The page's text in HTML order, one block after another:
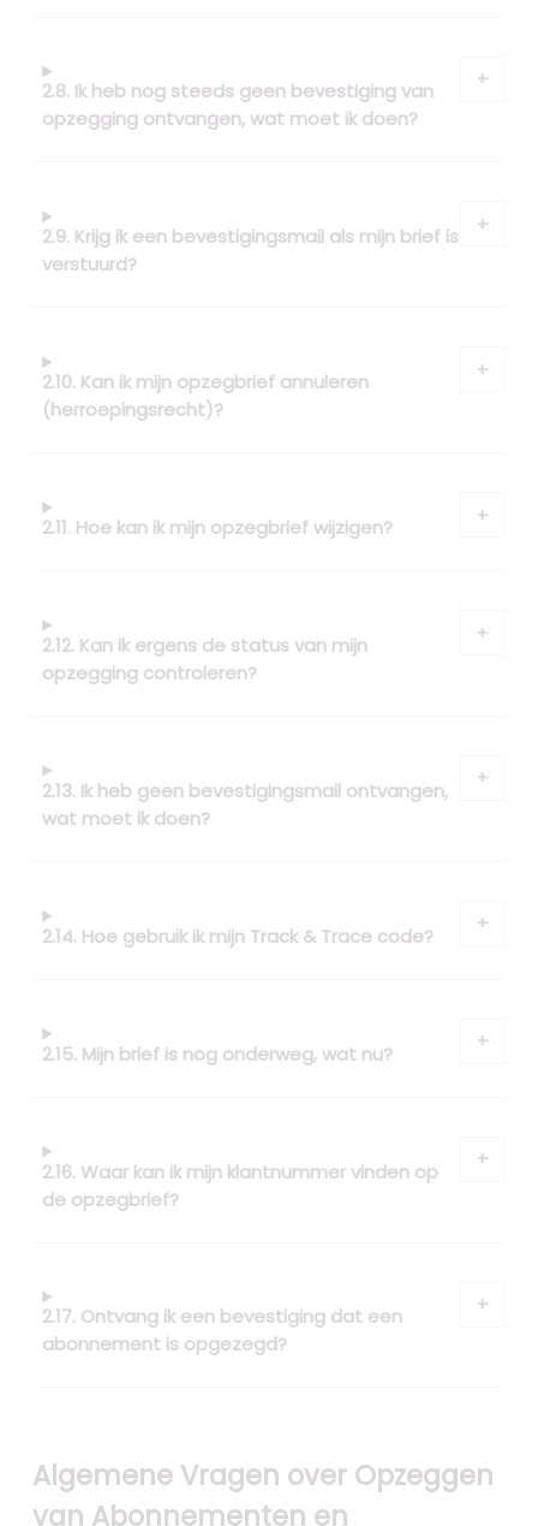
2.8. Ik heb nog steeds geen bevestiging van
opzegging ontvangen, wat moet ik doen?
2.9. Krijg ik een bevestigingsmail als mijn brief is
verstuurd?
2.10. Kan ik mijn opzegbrief annuleren
(herroepingsrecht)?
2.11. Hoe kan ik mijn opzegbrief wijzigen?
2.12. Kan ik ergens de status van mijn
opzegging controleren?
2.13. Ik heb geen bevestigingsmail ontvangen,
wat moet ik doen?
2.14. Hoe gebruik ik mijn Track & Trace code?
2.15. Mijn brief is nog onderweg, wat nu?
2.16. Waar kan ik mijn klantnummer vinden op
de opzegbrief?
2.17. Ontvang ik een bevestiging dat een
abonnement is opgezegd?
Algemene Vragen over Opzeggen
van Abonnementen en